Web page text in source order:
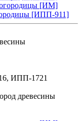
[ИПП-911]
ИПП-1721
древесины